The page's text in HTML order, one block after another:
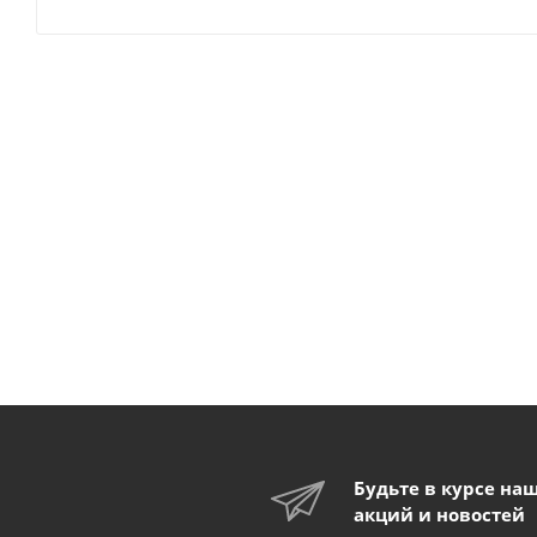
Будьте в курсе
акций и новостей